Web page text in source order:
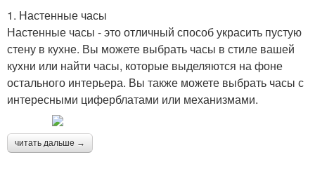
1. Настенные часы
Настенные часы - это отличный способ украсить пустую
стену в кухне. Вы можете выбрать часы в стиле вашей
кухни или найти часы, которые выделяются на фоне
остального интерьера. Вы также можете выбрать часы с
интересными циферблатами или механизмами.
читать дальше →